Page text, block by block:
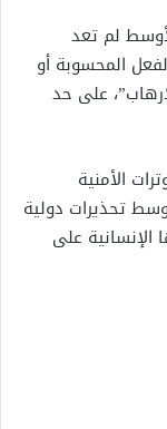
لم تعد
المحسوبة أو
على حد
الأمنية
تحذيرات دولية
الإنسانية على